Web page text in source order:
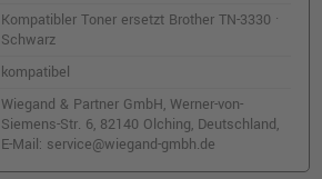
Kompatibler Toner ersetzt Brother TN-3330 ·
Schwarz
kompatibel
Wiegand & Partner GmbH, Werner-von-
Siemens-Str. 6, 82140 Olching, Deutschland,
E-Mail: service@wiegand-gmbh.de